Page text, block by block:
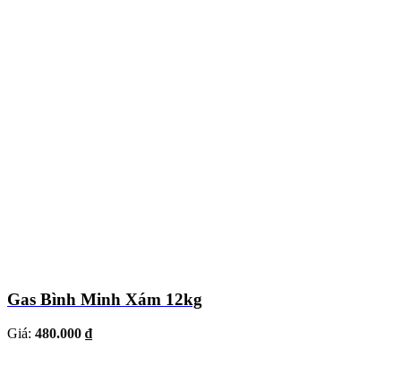
Gas Bình Minh Xám 12kg
Giá: 480.000 ₫